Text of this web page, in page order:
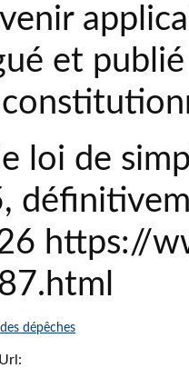
et
loi de
https://
dépêches
Url: